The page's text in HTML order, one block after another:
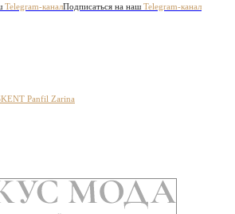
Telegram-каналПодписаться на наш Telegram-канал
Panfil Zarina